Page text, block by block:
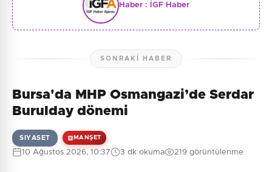
Haber : İGF Haber
SONRAKI HABER
Bursa'da MHP Osmangazi’de Serdar
Burulday dönemi
SIYASET MANŞET
10 Ağustos 2026, 10:37 3 dk okuma 219 görüntülenme